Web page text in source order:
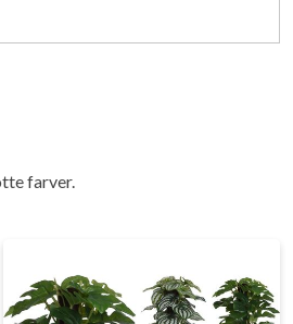
farver.